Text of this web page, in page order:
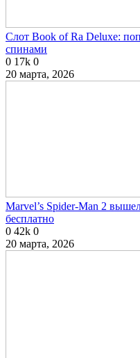
Слот Book of Ra Deluxe:
спинами
0 17k 0
20 марта, 2026
Marvel’s Spider-Man 2
бесплатно
0 42k 0
20 марта, 2026